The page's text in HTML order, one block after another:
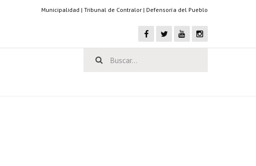
Municipalidad | Tribunal de Contralor | Defensoría del Pueblo